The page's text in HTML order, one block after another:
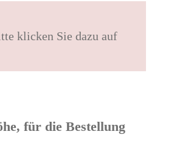
klicken Sie dazu auf
für die Bestellung